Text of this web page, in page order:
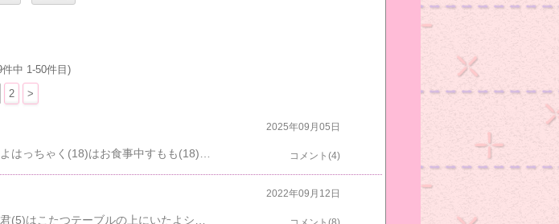
中 1-50件目)
2 >
2025年09月05日
コメント(4)
2022年09月12日